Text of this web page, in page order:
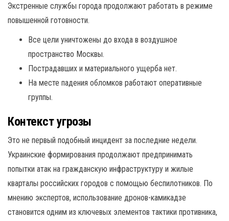
Экстренные службы города продолжают работать в режиме
повышенной готовности.
Все цели уничтожены до входа в воздушное
пространство Москвы.
Пострадавших и материального ущерба нет.
На месте падения обломков работают оперативные
группы.
Контекст угрозы
Это не первый подобный инцидент за последние недели.
Украинские формирования продолжают предпринимать
попытки атак на гражданскую инфраструктуру и жилые
кварталы российских городов с помощью беспилотников. По
мнению экспертов, использование дронов-камикадзе
становится одним из ключевых элементов тактики противника,